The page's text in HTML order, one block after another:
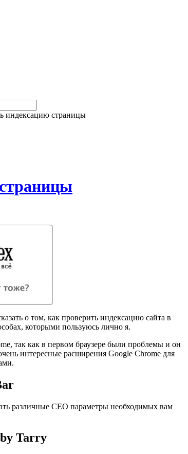
индексацию страницы
о том, как проверить индексацию сайта в
которыми пользуюсь лично я.
так как в первом браузере были проблемы и он
интересные расширения Google Chrome для
различные СЕО параметры необходимых вам
Tarry